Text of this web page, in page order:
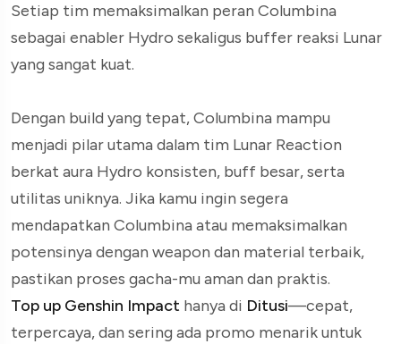
Setiap tim memaksimalkan peran Columbina
sebagai enabler Hydro sekaligus buffer reaksi Lunar
yang sangat kuat.
Dengan build yang tepat, Columbina mampu
menjadi pilar utama dalam tim Lunar Reaction
berkat aura Hydro konsisten, buff besar, serta
utilitas uniknya. Jika kamu ingin segera
mendapatkan Columbina atau memaksimalkan
potensinya dengan weapon dan material terbaik,
pastikan proses gacha-mu aman dan praktis.
Top up Genshin Impact hanya di Ditusi—cepat,
terpercaya, dan sering ada promo menarik untuk